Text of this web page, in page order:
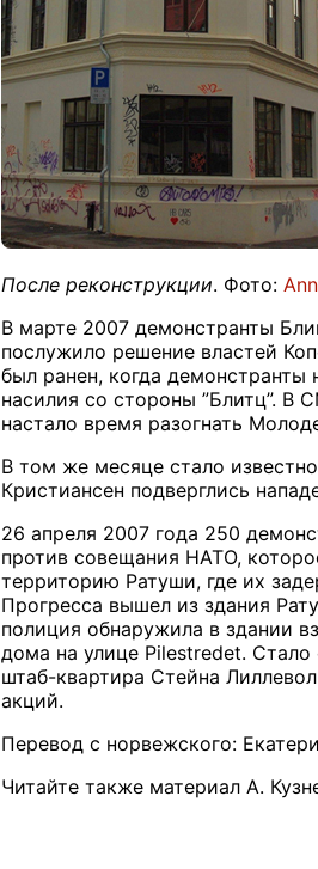
После реконструкции. Фото:
В марте 2007 демонстранты
послужило решение властей
был ранен, когда
насилия со стороны ”Блитц”. В
настало время разогнать
В том же месяце стало
Кристиансен подверглись
26 апреля 2007 года 250
против совещания НАТО,
территорию Ратуши, где их
Прогресса вышел из здания
полиция обнаружила в здании
дома на улице Pilestredet. Стало
штаб-квартира Стейна
акций.
Перевод с норвежского:
Читайте также материал А.